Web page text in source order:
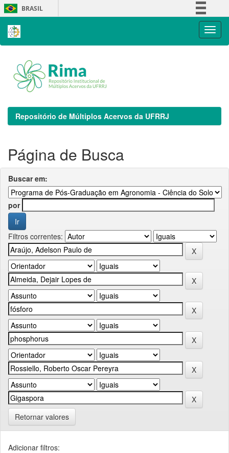
Skip
navigation
BRASIL
Repositório de Múltiplos Acervos da UFRRJ
Página de Busca
Buscar em:
por
Filtros correntes:
Retornar valores
Adicionar filtros: